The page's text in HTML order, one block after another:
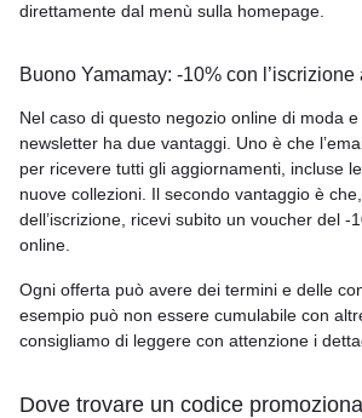
direttamente dal menù sulla homepage.
Buono Yamamay: -10% con
Nel caso di questo negozio online di moda
newsletter ha due vantaggi. Uno è che
per ricevere tutti gli aggiornamenti, incluse
nuove collezioni. Il secondo vantaggio è
dell’iscrizione, ricevi subito un voucher del -
online.
Ogni offerta può avere dei termini e delle
esempio può non essere cumulabile con
consigliamo di leggere con attenzione i
Dove trovare un codice